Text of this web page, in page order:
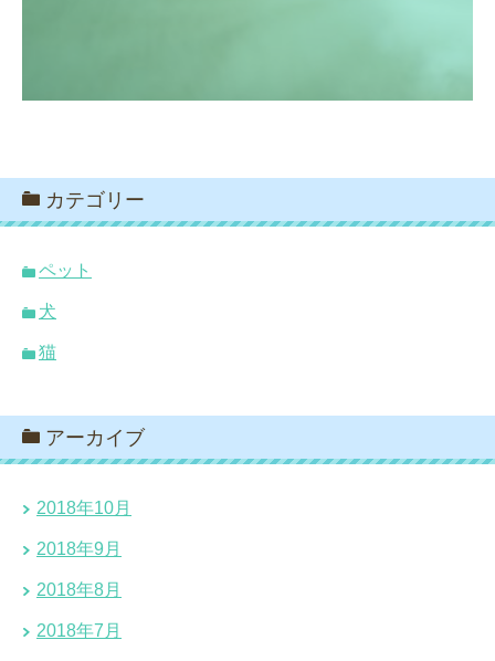
カテゴリー
ペット
犬
猫
アーカイブ
2018年10月
2018年9月
2018年8月
2018年7月